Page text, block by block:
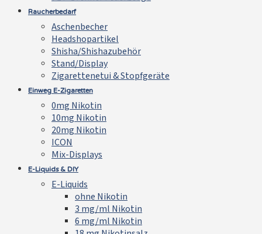
Raucherbedarf
Aschenbecher
Headshopartikel
Shisha/Shishazubehör
Stand/Display
Zigarettenetui & Stopfgeräte
Einweg E-Zigaretten
0mg Nikotin
10mg Nikotin
20mg Nikotin
ICON
Mix-Displays
E-Liquids & DIY
E-Liquids
ohne Nikotin
3 mg/ml Nikotin
6 mg/ml Nikotin